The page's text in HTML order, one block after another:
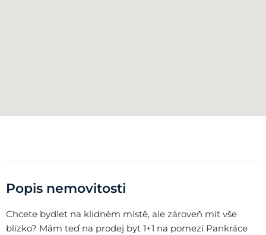
Popis nemovitosti
Chcete bydlet na klidném místě, ale zároveň mít vše
blízko? Mám teď na prodej byt 1+1 na pomezí Pankráce